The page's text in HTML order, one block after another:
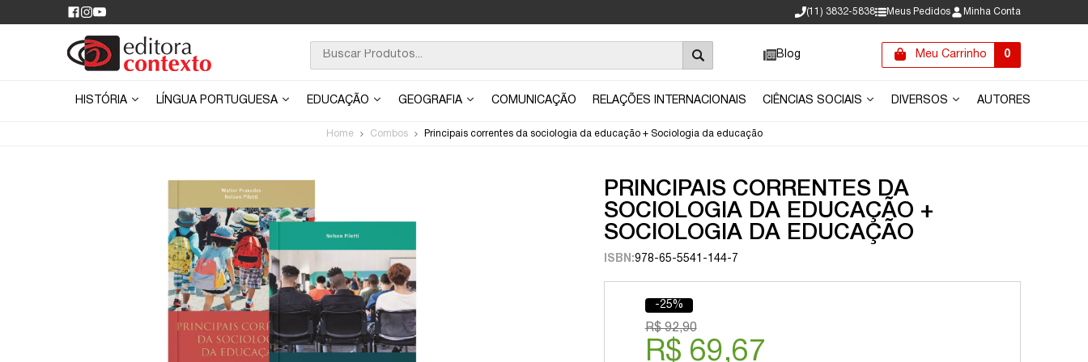
(11) 3832-5838 Meus Pedidos Minha Conta
Blog Meu Carrinho 0
HISTÓRIA LÍNGUA PORTUGUESA EDUCAÇÃO GEOGRAFIA COMUNICAÇÃO RELAÇÕES INTERNACIONAIS CIÊNCIAS SOCIAIS DIVERSOS AUTORES
Home Combos Principais correntes da sociologia da educação + Sociologia da educação
PRINCIPAIS CORRENTES DA
SOCIOLOGIA DA EDUCAÇÃO +
SOCIOLOGIA DA EDUCAÇÃO
ISBN:978-65-5541-144-7
-25%
R$ 92,90
R$ 69,67